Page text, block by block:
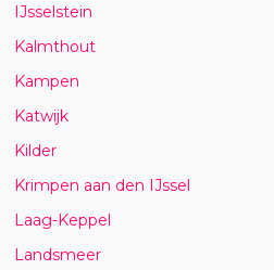
IJsselstein
Kalmthout
Kampen
Katwijk
Kilder
Krimpen aan den IJssel
Laag-Keppel
Landsmeer